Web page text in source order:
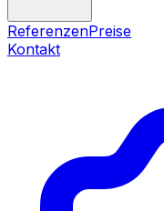
ReferenzenPreise
Kontakt